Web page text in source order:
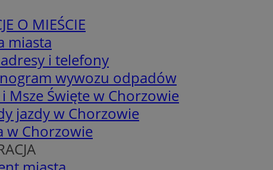
O MIEŚCIE
miasta
i telefony
wywozu odpadów
Msze Święte w Chorzowie
jazdy w Chorzowie
w Chorzowie